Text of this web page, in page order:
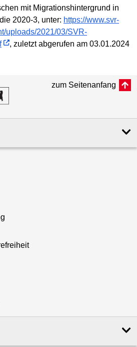
mit Migrationshintergrund in
2020-3, unter: https://www.svr-
uploads/2021/03/SVR-
, zuletzt abgerufen am 03.01.2024
zum Seitenanfang